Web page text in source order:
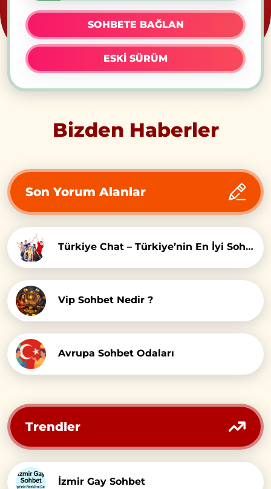
SOHBETE BAĞLAN
ESKI SÜRÜM
Bizden Haberler
Son Yorum Alanlar
Türkiye Chat – Türkiye’nin En İyi Sohbet Odaları
Vip Sohbet Nedir ?
Avrupa Sohbet Odaları
Trendler
İzmir Gay Sohbet